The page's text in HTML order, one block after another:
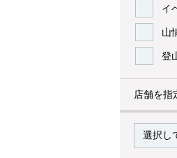
イ
山
登
店舗を指